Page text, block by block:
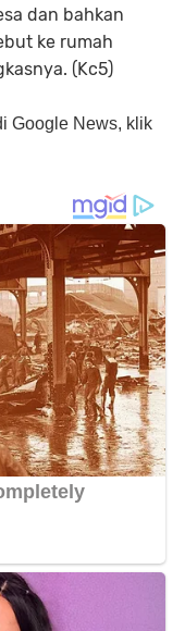
dan bahkan
ke rumah
(Kc5)
Google News, klik